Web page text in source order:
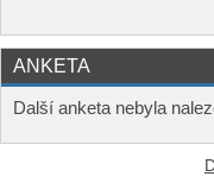
ANKETA
Další anketa nebyla